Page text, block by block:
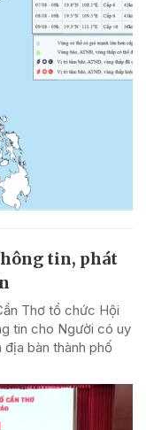
tin, phát
Thơ tổ chức Hội
tin cho Người có uy
bàn thành phố